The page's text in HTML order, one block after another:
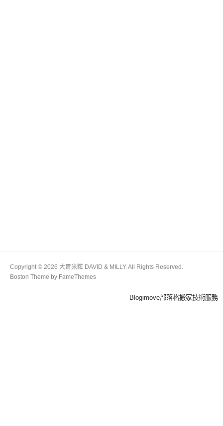
Copyright © 2026 大胃米粒 DAVID & MILLY. All Rights Reserved.
Boston Theme by FameThemes
Blogimove部落格搬家技術服務